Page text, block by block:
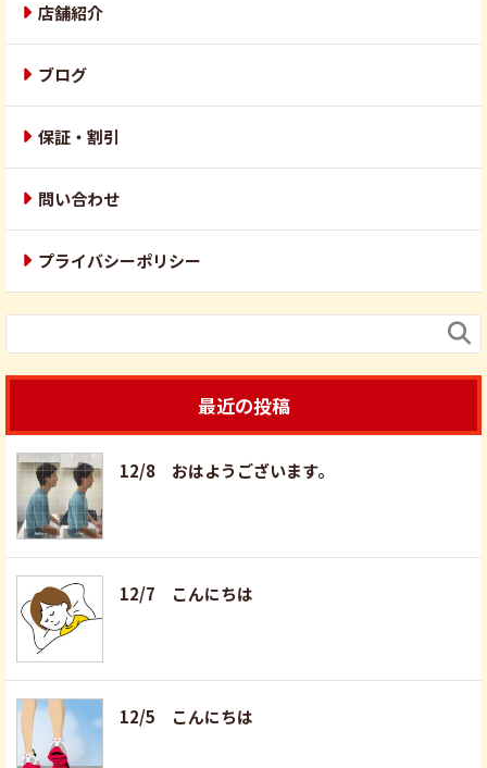
店舗紹介
ブログ
保証・割引
問い合わせ
プライバシーポリシー

最近の投稿
12/8 おはようございます。
12/7 こんにちは
12/5 こんにちは